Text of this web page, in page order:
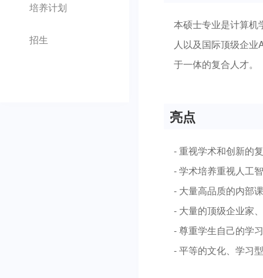
培养计划
招生
本硕士专业是计算机
人以及国际顶级企
于一体的复合人才。
亮点
- 重视学术和创新的
- 学术培养重视人工
- 大量高品质的内部
- 大量的顶级企业家
- 尊重学生自己的学
- 平等的文化、学习